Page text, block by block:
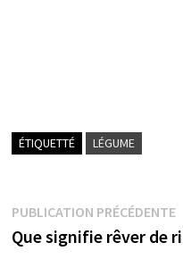
ÉTIQUETTÉ LÉGUME
Navigation
de
PUBLICATION PRÉCÉDENTE
Que signifie rêver de